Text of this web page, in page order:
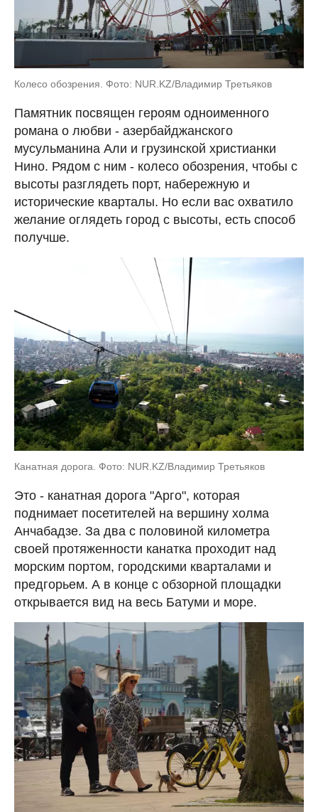
Колесо обозрения. Фото: NUR.KZ/Владимир Третьяков
Памятник посвящен героям одноименного
романа о любви - азербайджанского
мусульманина Али и грузинской христианки
Нино. Рядом с ним - колесо обозрения, чтобы с
высоты разглядеть порт, набережную и
исторические кварталы. Но если вас охватило
желание оглядеть город с высоты, есть способ
получше.
Канатная дорога. Фото: NUR.KZ/Владимир Третьяков
Это - канатная дорога "Арго", которая
поднимает посетителей на вершину холма
Анчабадзе. За два с половиной километра
своей протяженности канатка проходит над
морским портом, городскими кварталами и
предгорьем. А в конце с обзорной площадки
открывается вид на весь Батуми и море.